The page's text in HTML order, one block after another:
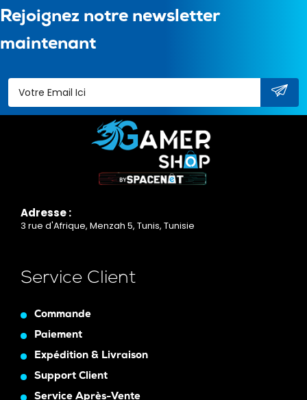
Rejoignez notre newsletter
maintenant
Adresse :
3 rue d'Afrique, Menzah 5, Tunis, Tunisie
Service Client
Commande
Paiement
Expédition & Livraison
Support Client
Service Après-Vente